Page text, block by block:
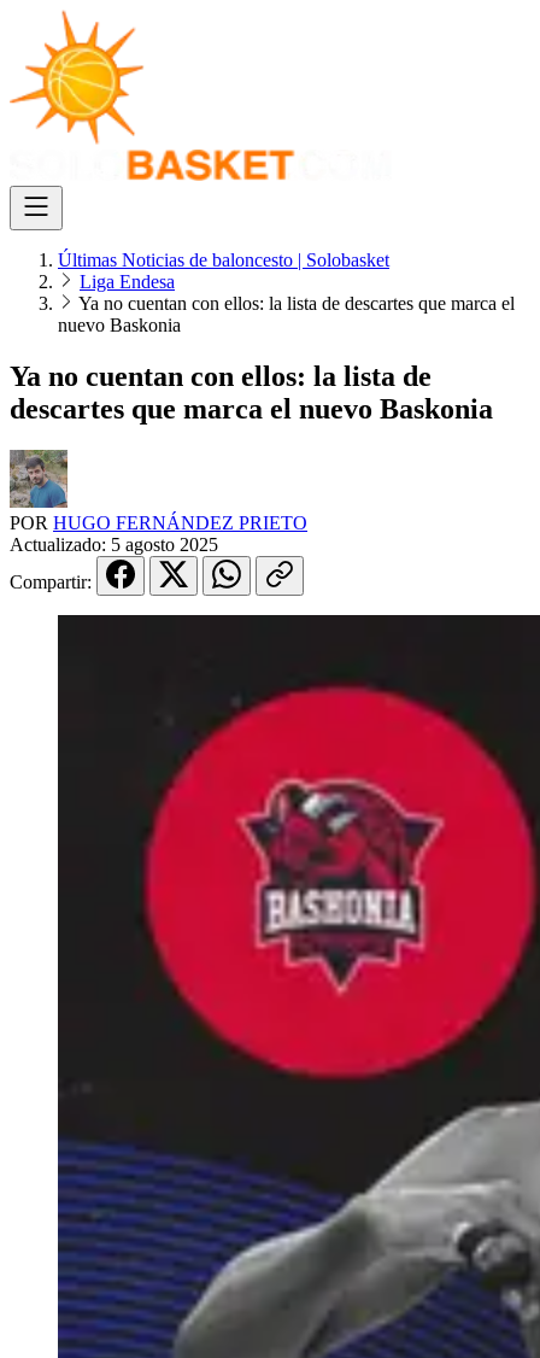
Últimas Noticias de baloncesto | Solobasket
Liga Endesa
Ya no cuentan con ellos: la lista de descartes que marca el
nuevo Baskonia
Ya no cuentan con ellos: la lista de
descartes que marca el nuevo Baskonia
POR HUGO FERNÁNDEZ PRIETO
Actualizado: 5 agosto 2025
Compartir: